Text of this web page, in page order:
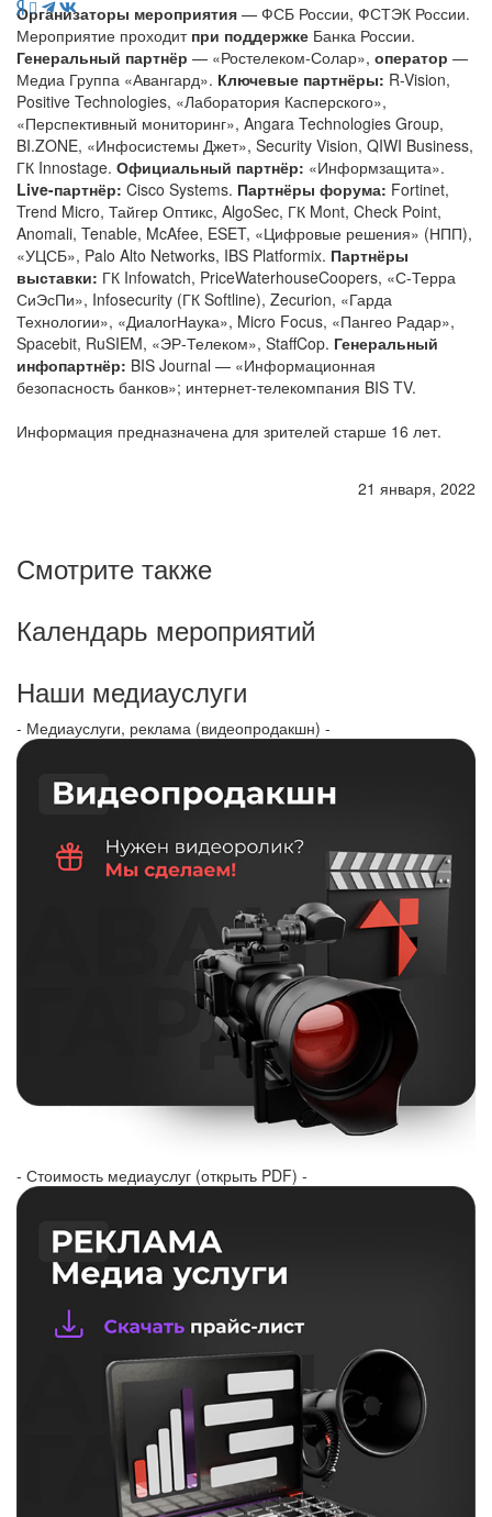
Организаторы мероприятия — ФСБ России, ФСТЭК России.
Мероприятие проходит при поддержке Банка России.
Генеральный партнёр — «Ростелеком-Солар», оператор —
Медиа Группа «Авангард». Ключевые партнёры: R-Vision,
Positive Technologies, «Лаборатория Касперского»,
«Перспективный мониторинг», Angara Technologies Group,
BI.ZONE, «Инфосистемы Джет», Security Vision, QIWI Business,
ГК Innostage. Официальный партнёр: «Информзащита».
Live-партнёр: Cisco Systems. Партнёры форума: Fortinet,
Trend Micro, Тайгер Оптикс, AlgoSec, ГК Mont, Check Point,
Anomali, Tenable, McAfee, ESET, «Цифровые решения» (НПП),
«УЦСБ», Palo Alto Networks, IBS Platformix. Партнёры
выставки: ГК Infowatch, PriceWaterhouseCoopers, «С-Терра
СиЭсПи», Infosecurity (ГК Softline), Zecurion, «Гарда
Технологии», «ДиалогНаука», Micro Focus, «Пангео Радар»,
Spacebit, RuSIEM, «ЭР-Телеком», StaffCop. Генеральный
инфопартнёр: BIS Journal — «Информационная
безопасность банков»; интернет-телекомпания BIS TV.
Информация предназначена для зрителей старше 16 лет.
21 января, 2022
Смотрите также
Календарь мероприятий
Наши медиауслуги
- Медиауслуги, реклама (видеопродакшн) -
- Стоимость медиауслуг (открыть PDF) -